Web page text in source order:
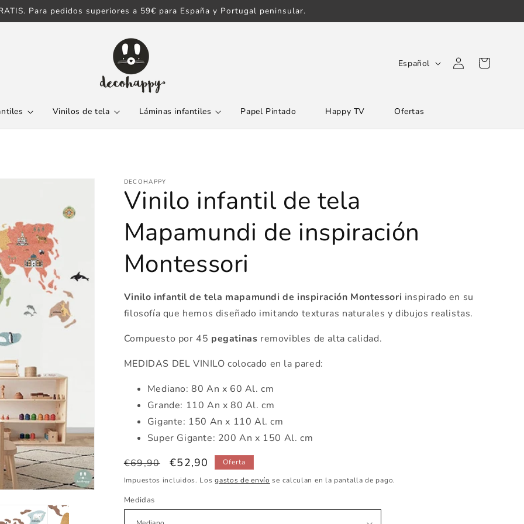
Para pedidos superiores a 59€ para España y Portugal peninsular.
Vinilos de tela Láminas infantiles Papel Pintado Happy TV Ofertas
o
m
Español
Iniciar
sesión
Carrito
DECOHAPPY
Vinilo infantil de tela
Mapamundi de inspiración
Montessori
Vinilo infantil de tela mapamundi de inspiración Montessori inspirado en su
filosofía que hemos diseñado imitando texturas naturales y dibujos realistas.
Compuesto por 45 pegatinas removibles de alta calidad.
MEDIDAS DEL VINILO colocado en la pared:
Mediano: 80 An x 60 Al. cm
Grande: 110 An x 80 Al. cm
Gigante: 150 An x 110 Al. cm
Super Gigante: 200 An x 150 Al. cm
Precio
habitual
€69,90
Precio
de
€52,90
Oferta
Impuestos incluidos. Losgastos de envío se calculan en la pantalla de pago.
Medidas